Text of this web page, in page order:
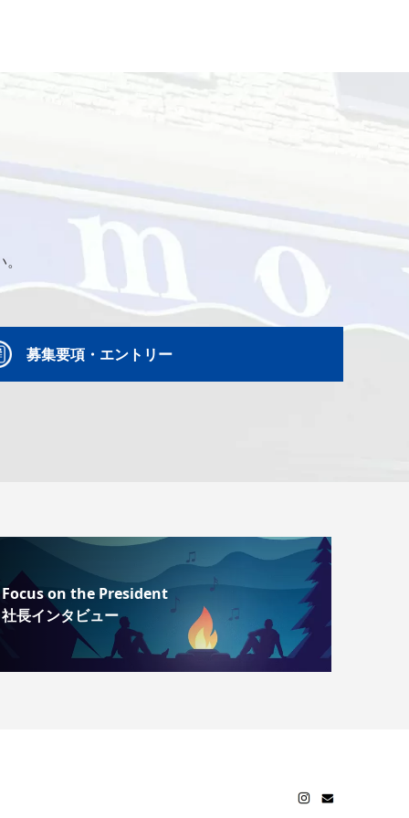
募集要項・エントリー
Focus on the President
社長インタビュー